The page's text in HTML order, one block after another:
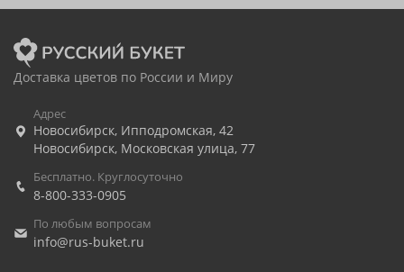
Доставка цветов по России и Миру
Адрес
Новосибирск, Ипподромская, 42
Новосибирск, Московская улица, 77
Бесплатно. Круглосуточно
8-800-333-0905
По любым вопросам
info@rus-buket.ru